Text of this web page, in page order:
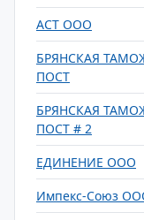
АСТ ООО
БРЯНСКАЯ
ПОСТ
БРЯНСКАЯ
ПОСТ # 2
ЕДИНЕНИЕ ООО
Импекс-Союз